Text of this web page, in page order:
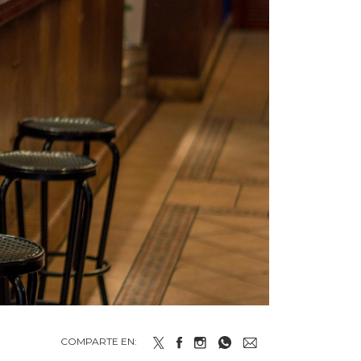
COMPARTE EN: